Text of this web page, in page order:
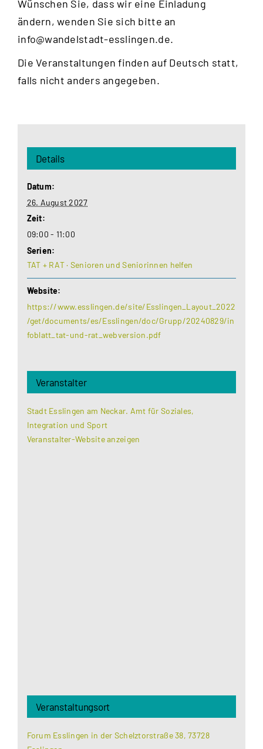
Wünschen Sie, dass wir eine Einladung
ändern, wenden Sie sich bitte an
info@wandelstadt-esslingen.de.
Die Veranstaltungen finden auf Deutsch statt,
falls nicht anders angegeben.
Details
Datum:
26. August 2027
Zeit:
09:00 - 11:00
Serien:
TAT + RAT · Senioren und Seniorinnen helfen
Website:
https://www.esslingen.de/site/Esslingen_Layout_2022
/get/documents/es/Esslingen/doc/Grupp/20240829/in
foblatt_tat-und-rat_webversion.pdf
Veranstalter
Stadt Esslingen am Neckar. Amt für Soziales,
Integration und Sport
Veranstalter-Website anzeigen
Veranstaltungsort
Forum Esslingen in der Schelztorstraße 38, 73728